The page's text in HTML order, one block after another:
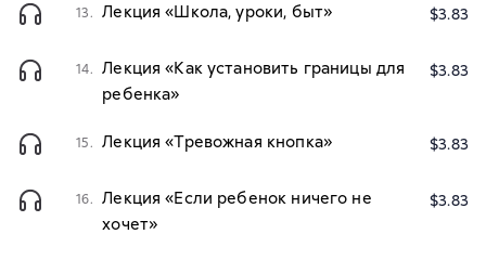
13. Лекция «Школа, уроки, быт» $3.83
14. Лекция «Как установить границы для
ребенка»
$3.83
15. Лекция «Тревожная кнопка» $3.83
16. Лекция «Если ребенок ничего не
хочет»
$3.83